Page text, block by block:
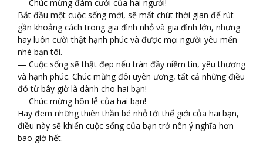
— Chúc mừng đám cưới của hai người!
Bắt đầu một cuộc sống mới, sẽ mất chút thời gian để rút
gần khoảng cách trong gia đình nhỏ và gia đình lớn, nhưng
hãy luôn cười thật hạnh phúc và được mọi người yêu mến
nhé bạn tôi.
— Cuộc sống sẽ thật đẹp nếu tràn đầy niềm tin, yêu thương
và hạnh phúc. Chúc mừng đôi uyên ương, tất cả những điều
đó từ bây giờ là dành cho hai bạn!
— Chúc mừng hôn lễ của hai bạn!
Hãy đem những thiên thần bé nhỏ tới thế giới của hai bạn,
điều này sẽ khiến cuộc sống của bạn trở nên ý nghĩa hơn
bao giờ hết.